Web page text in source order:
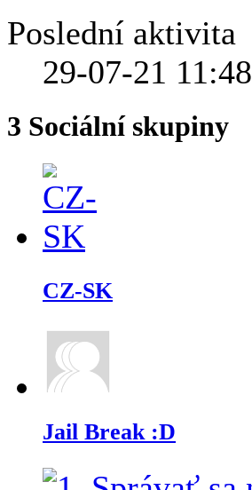
Poslední aktivita
29-07-21 11:48
3 Sociální skupiny
CZ-SK
Jail Break :D